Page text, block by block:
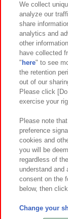
イベント・
関連会社
プライバシーポ
お取引
カスタマーハラス
We collect
analyze our
share
analytics and
other
have collected
" here" to see
the retention
out of our
Please click
exercise your
Please note
preference
cookies and
you will be
regardless of
understand and
consent on the
below, then
Change your